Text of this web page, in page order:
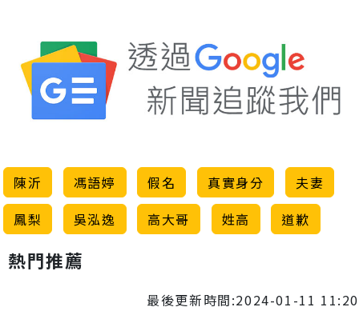
陳沂 馮語婷 假名 真實身分
夫妻
鳳梨
吳泓逸 高大哥 姓高 道歉
熱門推薦
最後更新時間:2024-01-11 11:20